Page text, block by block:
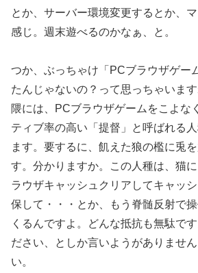
とか、サーバー環境変更するとか、
感じ。週末遊べるのかなぁ、と。
つか、ぶっちゃけ「PCブラウザゲー
たんじゃないの？って思っちゃいま
隈には、PCブラウザゲームをこよな
ティブ率の高い「提督」と呼ばれる
ます。要するに、飢えた狼の檻に兎
す。分かりますか。この人種は、猫
ラウザキャッシュクリアしてキャッ
保して・・・とか、もう脊髄反射で
くるんですよ。どんな抵抗も無駄で
ださい、としか言いようがありませ
い。